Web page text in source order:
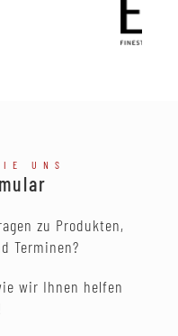
UNS
zu Produkten,
Terminen?
wir Ihnen helfen